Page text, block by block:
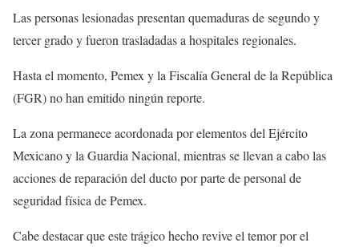
Las personas lesionadas presentan quemaduras de segundo y
tercer grado y fueron trasladadas a hospitales regionales.
Hasta el momento, Pemex y la Fiscalía General de la República
(FGR) no han emitido ningún reporte.
La zona permanece acordonada por elementos del Ejército
Mexicano y la Guardia Nacional, mientras se llevan a cabo las
acciones de reparación del ducto por parte de personal de
seguridad física de Pemex.
Cabe destacar que este trágico hecho revive el temor por el